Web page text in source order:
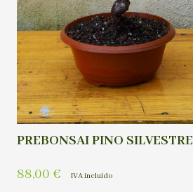
PREBONSAI PINO SILVESTRE
88,00 € IVA incluído